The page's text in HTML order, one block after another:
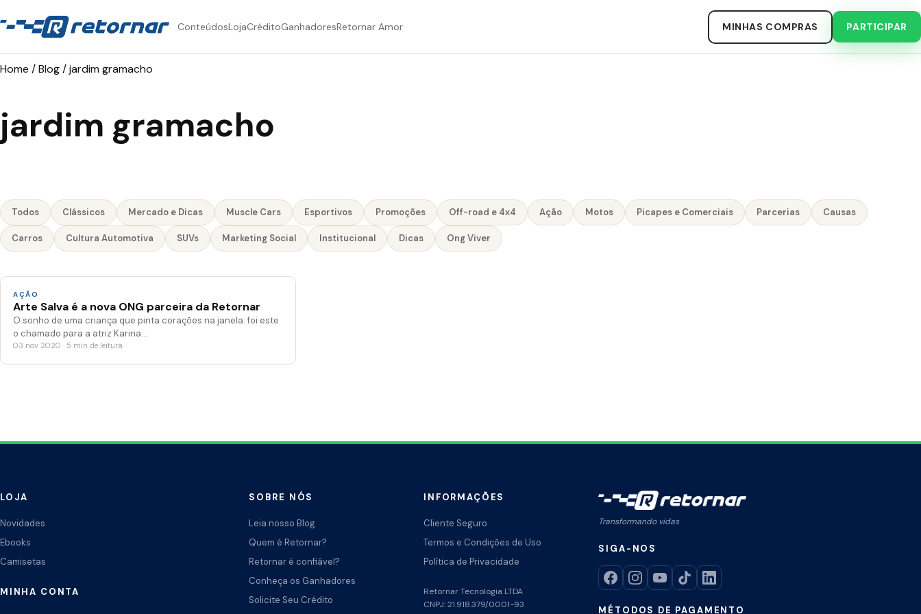
ConteúdosLojaCréditoGanhadoresRetornar Amor MINHAS COMPRAS PARTICIPAR
Home /Blog/jardim gramacho
jardim gramacho
Todos Clássicos Mercado e Dicas Muscle Cars Esportivos Promoções Off-road e 4x4 Ação Motos Picapes e Comerciais Parcerias Causas
Carros Cultura Automotiva SUVs Marketing Social Institucional Dicas Ong Viver
AÇÃO
Arte Salva é a nova ONG parceira da Retornar
O sonho de uma criança que pinta corações na janela: foi este
o chamado para a atriz Karina…
03 nov 2020 · 5 min de leitura
LOJA
Novidades
Ebooks
Camisetas
MINHA CONTA
SOBRE NÓS
Leia nosso Blog
Quem é Retornar?
Retornar é confiável?
Conheça os Ganhadores
Solicite Seu Crédito
INFORMAÇÕES
Cliente Seguro
Termos e Condições de Uso
Política de Privacidade
Retornar Tecnologia LTDA
CNPJ: 21.918.379/0001-93
Transformando vidas
SIGA-NOS
MÉTODOS DE PAGAMENTO